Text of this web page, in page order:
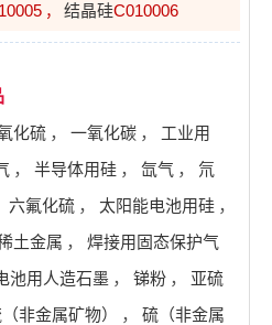
， 结晶硅C010006
化硫 ， 一氧化碳 ，
工业用
， 半导体用硅 ， 氙气 ，
氘
六氟化硫 ， 太阳能电池用硅 ，
土金属 ，
焊接用固态保护气
池用人造石墨 ， 锑粉 ，
亚硫
非金属矿物） ，
硫（非金属